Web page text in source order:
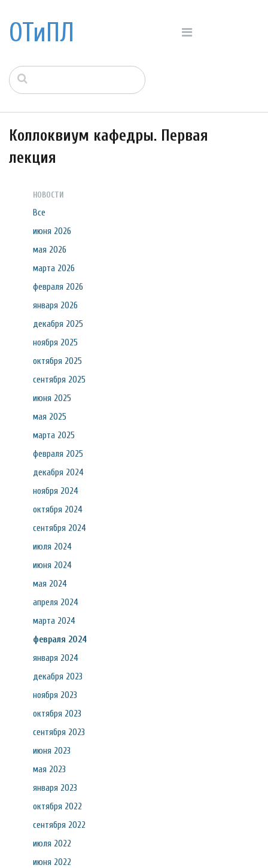
ОТиПЛ
Коллоквиум кафедры. Первая
лекция
НОВОСТИ
Все
июня 2026
мая 2026
марта 2026
февраля 2026
января 2026
декабря 2025
ноября 2025
октября 2025
сентября 2025
июня 2025
мая 2025
марта 2025
февраля 2025
декабря 2024
ноября 2024
октября 2024
сентября 2024
июля 2024
июня 2024
мая 2024
апреля 2024
марта 2024
февраля 2024
января 2024
декабря 2023
ноября 2023
октября 2023
сентября 2023
июня 2023
мая 2023
января 2023
октября 2022
сентября 2022
июля 2022
июня 2022